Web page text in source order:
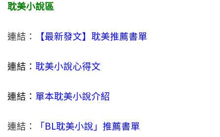
耽美小說區
連結： 【最新發文】耽美推薦書單
連結： 耽美小說心得文
連結： 單本耽美小說介紹
連結： 「BL耽美小說」推薦書單